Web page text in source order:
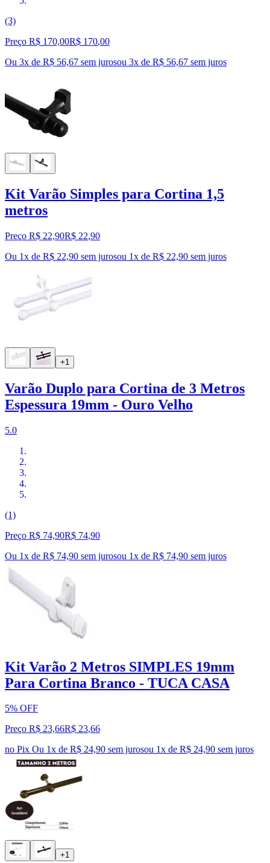
(3)
Preço R$ 170,00R$ 170,00
Ou 3x de R$ 56,67 sem jurosou 3x de R$ 56,67 sem juros
Kit Varão Simples para Cortina 1,5
metros
Preço R$ 22,90R$ 22,90
Ou 1x de R$ 22,90 sem jurosou 1x de R$ 22,90 sem juros
+1
Varão Duplo para Cortina de 3 Metros
Espessura 19mm - Ouro Velho
5.0
(1)
Preço R$ 74,90R$ 74,90
Ou 1x de R$ 74,90 sem jurosou 1x de R$ 74,90 sem juros
Kit Varão 2 Metros SIMPLES 19mm
Para Cortina Branco - TUCA CASA
5% OFF
Preço R$ 23,66R$ 23,66
no Pix Ou 1x de R$ 24,90 sem jurosou 1x de R$ 24,90 sem juros
+1